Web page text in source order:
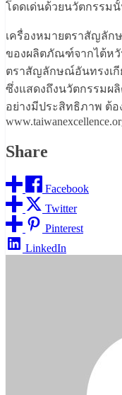
โดดเด่นด้วยนวัตกรรม
เครื่องหมายตราสัญลั
ของผลิตภัณฑ์จากไต้หวั
ตราสัญลักษณ์อันทรงเ
ซึ่งแสดงถึงนวัตกรรมผ
อย่างมีประสิทธิภาพ ต้
Share
Facebook
Twitter
Pinterest
LinkedIn